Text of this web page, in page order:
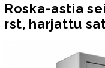
Roska-astia
rst, harjattu